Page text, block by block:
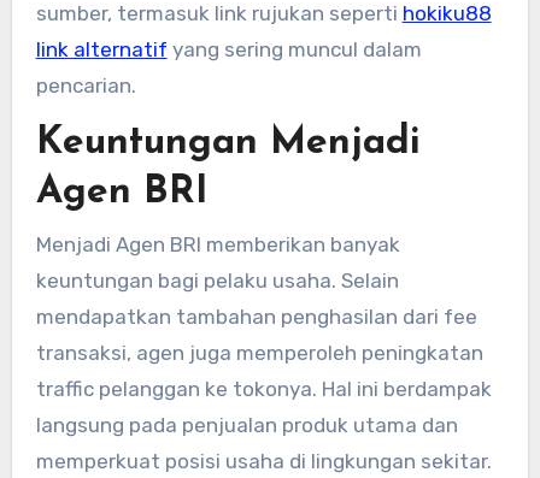
sumber, termasuk link rujukan seperti hokiku88
link alternatif yang sering muncul dalam
pencarian.
Keuntungan Menjadi
Agen BRI
Menjadi Agen BRI memberikan banyak
keuntungan bagi pelaku usaha. Selain
mendapatkan tambahan penghasilan dari fee
transaksi, agen juga memperoleh peningkatan
traffic pelanggan ke tokonya. Hal ini berdampak
langsung pada penjualan produk utama dan
memperkuat posisi usaha di lingkungan sekitar.